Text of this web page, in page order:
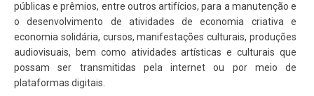
públicas e prêmios, entre outros artifícios, para a manutenção e
o desenvolvimento de atividades de economia criativa e
economia solidária, cursos, manifestações culturais, produções
audiovisuais, bem como atividades artísticas e culturais que
possam ser transmitidas pela internet ou por meio de
plataformas digitais.